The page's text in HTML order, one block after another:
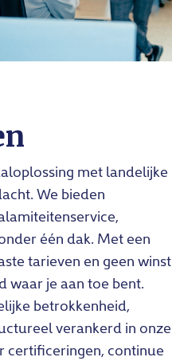
met landelijke
We bieden
één dak. Met een
tarieven en geen winst
waar je aan toe bent.
betrokkenheid,
verankerd in onze
certificeringen, continue